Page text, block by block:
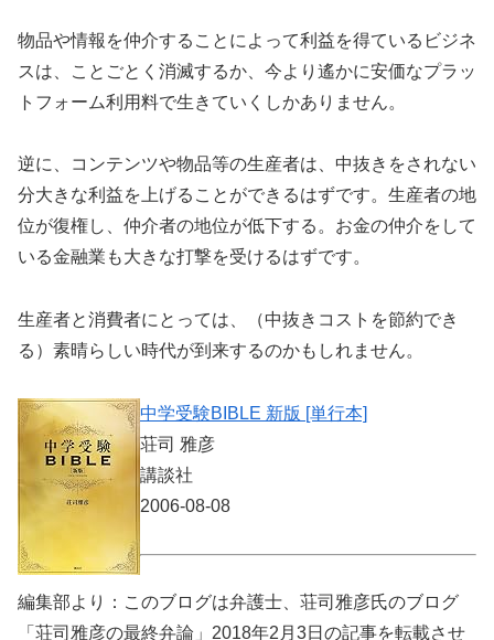
物品や情報を仲介することによって利益を得ているビジネ
スは、ことごとく消滅するか、今より遙かに安価なプラッ
トフォーム利用料で生きていくしかありません。
逆に、コンテンツや物品等の生産者は、中抜きをされない
分大きな利益を上げることができるはずです。生産者の地
位が復権し、仲介者の地位が低下する。お金の仲介をして
いる金融業も大きな打撃を受けるはずです。
生産者と消費者にとっては、（中抜きコストを節約でき
る）素晴らしい時代が到来するのかもしれません。
中学受験BIBLE 新版 [単行本]
荘司 雅彦
講談社
2006-08-08
編集部より：このブログは弁護士、荘司雅彦氏のブログ
「荘司雅彦の最終弁論」2018年2月3日の記事を転載させ